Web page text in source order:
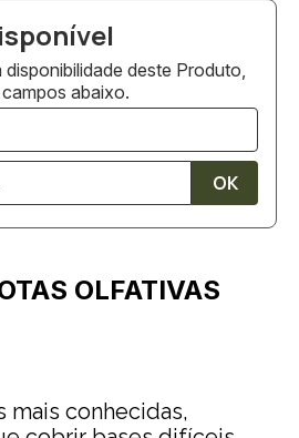
deste Produto,
abaixo.
OLFATIVAS
mais conhecidas,